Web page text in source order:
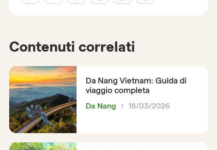
Contenuti correlati
Da Nang Vietnam: Guida di
viaggio completa
Da Nang 18/03/2026